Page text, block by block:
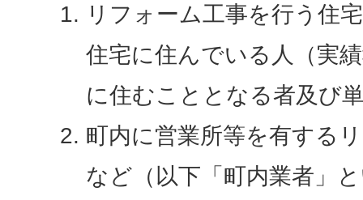
リフォーム工事を行う住
住宅に住んでいる人（実
に住むこととなる者及び
町内に営業所等を有する
など（以下「町内業者」